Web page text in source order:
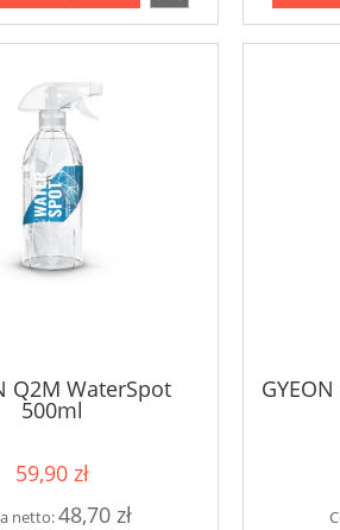
Q2M WaterSpot
500ml
59,90 zł
netto:48,70 zł